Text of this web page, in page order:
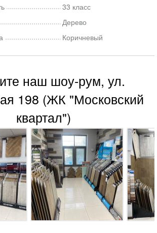
33 класс
Дерево
Коричневый
наш шоу-рум, ул.
198 (ЖК "Московский
квартал")